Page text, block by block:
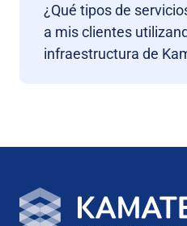
¿Qué tipos de
a mis clientes
infraestructura de